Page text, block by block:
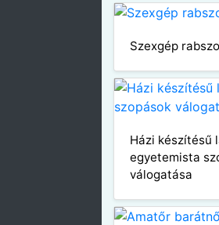
Szexgép
Házi készítésű
egyetemista
válogatása